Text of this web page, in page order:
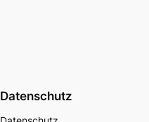
Datenschutz